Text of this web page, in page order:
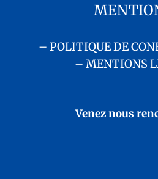
– POLITIQUE DE
– MENTIONS
Venez nous